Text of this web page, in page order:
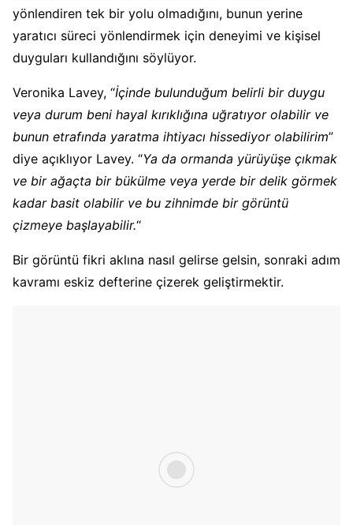
yönlendiren tek bir yolu olmadığını, bunun yerine
yaratıcı süreci yönlendirmek için deneyimi ve kişisel
duyguları kullandığını söylüyor.
Veronika Lavey, “İçinde bulunduğum belirli bir duygu
veya durum beni hayal kırıklığına uğratıyor olabilir ve
bunun etrafında yaratma ihtiyacı hissediyor olabilirim”
diye açıklıyor Lavey. “Ya da ormanda yürüyüşe çıkmak
ve bir ağaçta bir bükülme veya yerde bir delik görmek
kadar basit olabilir ve bu zihnimde bir görüntü
çizmeye başlayabilir.“
Bir görüntü fikri aklına nasıl gelirse gelsin, sonraki adım
kavramı eskiz defterine çizerek geliştirmektir.